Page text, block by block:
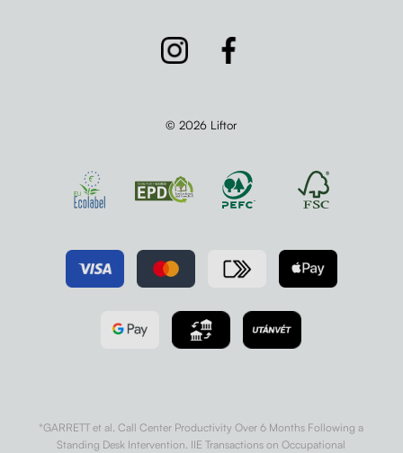
© 2026 Liftor
*GARRETT et al. Call Center Productivity Over 6 Months Following a
Standing Desk Intervention. IIE Transactions on Occupational